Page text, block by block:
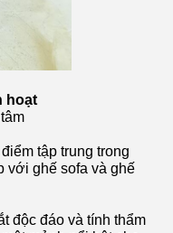
hoạt
tập trung trong
với ghế sofa và ghế
độc đáo và tính thẩm